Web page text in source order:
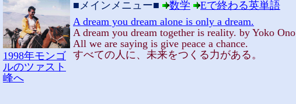
1998年モンゴ
ルのツァスト
峰へ
■メインメニュー■ 数学
Eで終わる英単語
A dream you dream alone is only a dream.
A dream you dream together is reality. by Yoko Ono
All we are saying is give peace a chance.
すべての人に、未来をつくる力がある。